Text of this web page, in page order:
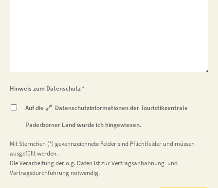
Hinweis zum Datenschutz*
Auf die Datenschutzinformationender Touristikzentrale
Paderborner Land wurde ich hingewiesen.
Mit Sternchen (*) gekennzeichnete Felder sind Pflichtfelder und müssen
ausgefüllt werden.
Die Verarbeitung der o.g. Daten ist zur Vertragsanbahnung und
Vertragsdurchführung notwendig.